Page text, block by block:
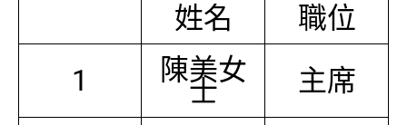
姓名
職位
1
陳美女
士 主席